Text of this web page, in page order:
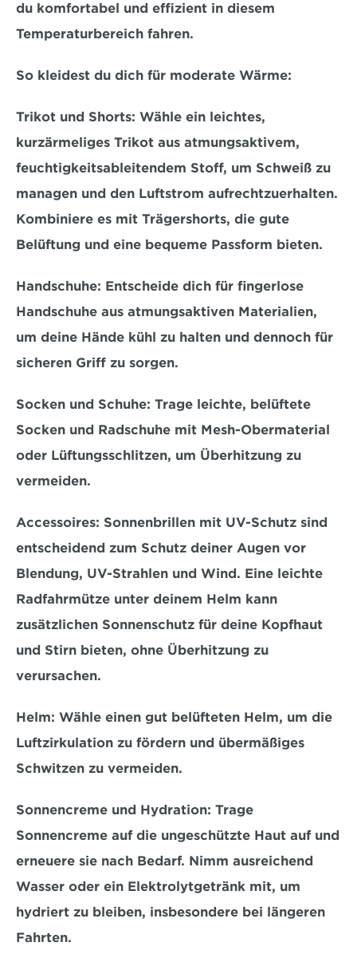
du komfortabel und effizient in diesem
Temperaturbereich fahren.
So kleidest du dich für moderate Wärme:
Trikot und Shorts: Wähle ein leichtes,
kurzärmeliges Trikot aus atmungsaktivem,
feuchtigkeitsableitendem Stoff, um Schweiß zu
managen und den Luftstrom aufrechtzuerhalten.
Kombiniere es mit Trägershorts, die gute
Belüftung und eine bequeme Passform bieten.
Handschuhe: Entscheide dich für fingerlose
Handschuhe aus atmungsaktiven Materialien,
um deine Hände kühl zu halten und dennoch für
sicheren Griff zu sorgen.
Socken und Schuhe: Trage leichte, belüftete
Socken und Radschuhe mit Mesh-Obermaterial
oder Lüftungsschlitzen, um Überhitzung zu
vermeiden.
Accessoires: Sonnenbrillen mit UV-Schutz sind
entscheidend zum Schutz deiner Augen vor
Blendung, UV-Strahlen und Wind. Eine leichte
zusätzlichen Sonnenschutz für deine Kopfhaut
und Stirn bieten, ohne Überhitzung zu
verursachen.
Helm: Wähle einen gut belüfteten Helm, um die
Luftzirkulation zu fördern und übermäßiges
Schwitzen zu vermeiden.
Sonnencreme und Hydration: Trage
Sonnencreme auf die ungeschützte Haut auf und
erneuere sie nach Bedarf. Nimm ausreichend
Wasser oder ein Elektrolytgetränk mit, um
hydriert zu bleiben, insbesondere bei längeren
Fahrten.